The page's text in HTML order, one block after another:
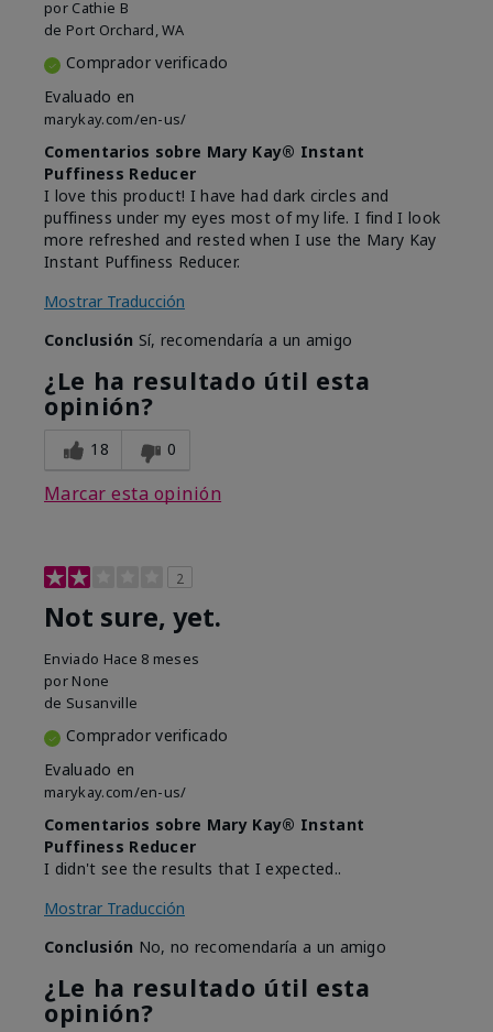
por Cathie B
de Port Orchard, WA
Comprador verificado
Evaluado en
marykay.com/en-us/
Comentarios sobre Mary Kay® Instant
Puffiness Reducer
I love this product! I have had dark circles and
puffiness under my eyes most of my life. I find I look
more refreshed and rested when I use the Mary Kay
Instant Puffiness Reducer.
Mostrar Traducción
Conclusión Sí, recomendaría a un amigo
¿Le ha resultado útil esta
opinión?
18 0
Marcar esta opinión
2
Not sure, yet.
Enviado Hace 8 meses
por None
de Susanville
Comprador verificado
Evaluado en
marykay.com/en-us/
Comentarios sobre Mary Kay® Instant
Puffiness Reducer
I didn't see the results that I expected..
Mostrar Traducción
Conclusión No, no recomendaría a un amigo
¿Le ha resultado útil esta
opinión?